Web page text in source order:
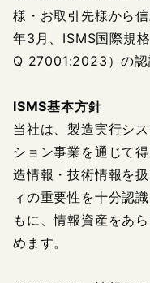
様・お取引先様から
年3月、ISMS国際規
Q 27001:2023）の認
ISMS基本方針
当社は、製造実行シ
ション事業を通じて
造情報・技術情報を
ィの重要性を十分認
もに、情報資産をあ
めます。